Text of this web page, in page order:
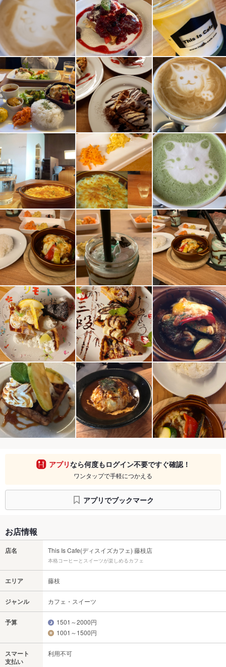
アプリなら何度もログイン不要ですぐ確認！
ワンタップで手軽につかえる
アプリでブックマーク
お店情報
店名 This Is Cafe(ディスイズカフェ) 藤枝店
本格コーヒーとスイーツが楽しめるカフェ
エリア 藤枝
ジャンル カフェ・スイーツ
予算
1501～2000円
1001～1500円
スマート
支払い
利用不可